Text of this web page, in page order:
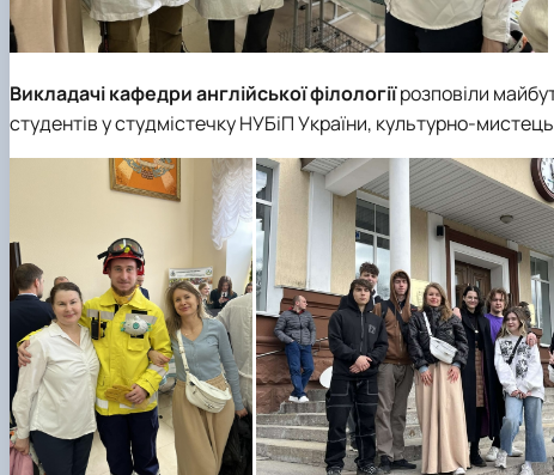
Викладачі кафедри англійської філологіїрозповіли
студентів у студмістечку НУБіП України, культурно-